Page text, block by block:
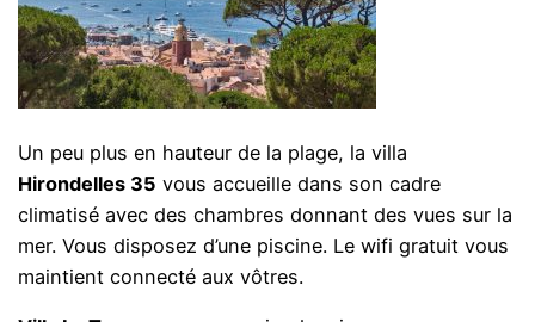
Un peu plus en hauteur de la plage, la villa
Hirondelles 35 vous accueille dans son cadre
climatisé avec des chambres donnant des vues sur la
mer. Vous disposez d’une piscine. Le wifi gratuit vous
maintient connecté aux vôtres.